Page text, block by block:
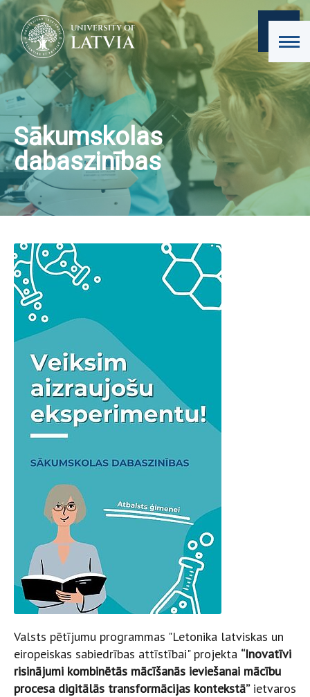
Sākumskolas
dabaszinības
Valsts pētījumu programmas "Letonika latviskas un
eiropeiskas sabiedrības attīstībai" projekta “Inovatīvi
risinājumi kombinētās mācīšanās ieviešanai mācību
procesa digitālās transformācijas kontekstā”ietvaros